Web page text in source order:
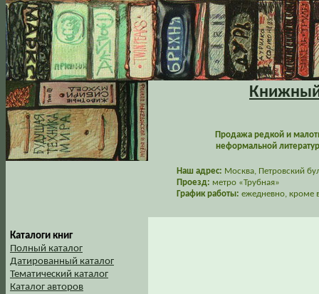
Книжный
Продажа редкой и
неформальной
Наш адрес: Москва, Петровский
Проезд: метро «Трубная»
График работы: ежедневно, кроме
Каталоги книг
Полный каталог
Датированный каталог
Тематический каталог
Каталог авторов